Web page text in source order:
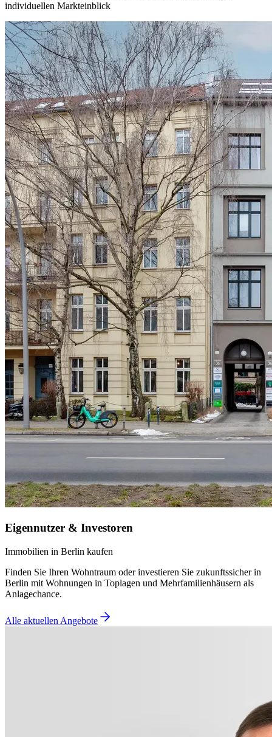
individuellen Markteinblick
Eigennutzer & Investoren
Immobilien in Berlin kaufen
Finden Sie Ihren Wohntraum oder investieren Sie zukunftssicher in
Berlin mit Wohnungen in Toplagen und Mehrfamilienhäusern als
Anlagechance.
Alle aktuellen Angebote